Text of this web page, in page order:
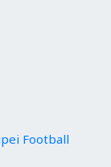
Football